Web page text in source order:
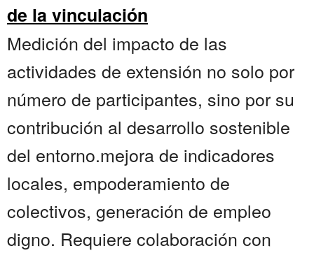
de la vinculación
Medición del impacto de las
actividades de extensión no solo por
número de participantes, sino por su
contribución al desarrollo sostenible
del entorno.mejora de indicadores
locales, empoderamiento de
colectivos, generación de empleo
digno. Requiere colaboración con